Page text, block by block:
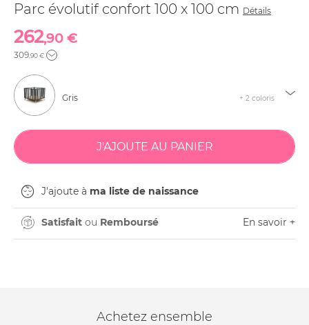
Parc évolutif confort 100 x 100 cm Détails
262,90 €
309,90 €
Gris + 2 coloris
J'ajoute à ma liste de naissance
Satisfait ou Remboursé En savoir +
Achetez ensemble